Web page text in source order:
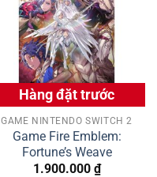
Hàng đặt trước
GAME NINTENDO SWITCH 2
Game Fire Emblem:
Fortune’s Weave
1.900.000 ₫